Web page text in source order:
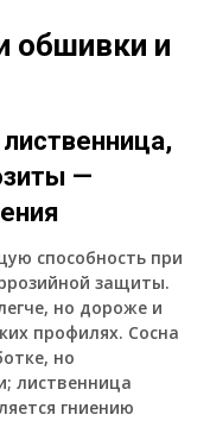
обшивки и
—
способность при
защиты.
но дороже и
профилях. Сосна
но
лиственница
гниению